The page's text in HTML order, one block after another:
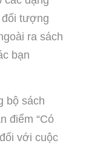
tượng
ra sách
bạn
bộ sách
điểm “Có
với cuộc